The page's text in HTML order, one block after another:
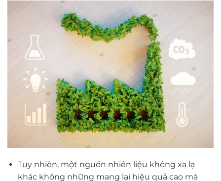
Tuy nhiên, một nguồn nhiên liệu không xa lạ
khác không những mang lại hiệu quả cao mà